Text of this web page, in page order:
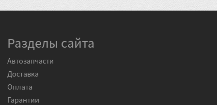
Разделы сайта
Автозапчасти
Доставка
Оплата
Гарантии